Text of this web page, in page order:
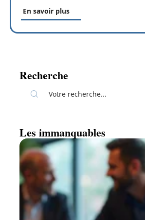
En savoir plus
Recherche
Les immanquables